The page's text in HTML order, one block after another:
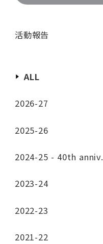
活動報告
ALL
2026-27
2025-26
2024-25 - 40th anniv.
2023-24
2022-23
2021-22